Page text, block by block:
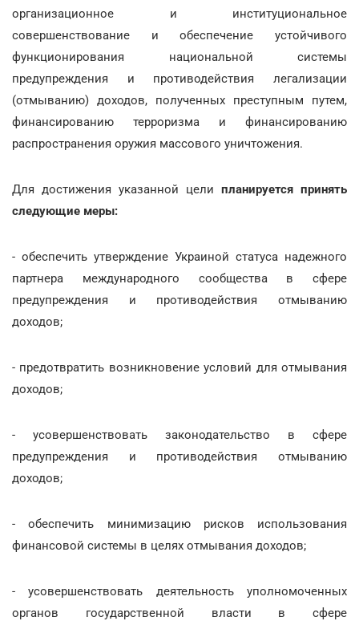
организационное и институциональное
совершенствование и обеспечение устойчивого
функционирования национальной системы
предупреждения и противодействия легализации
(отмыванию) доходов, полученных преступным путем,
финансированию терроризма и финансированию
распространения оружия массового уничтожения.
Для достижения указанной цели планируется принять
следующие меры:
- обеспечить утверждение Украиной статуса надежного
партнера международного сообщества в сфере
предупреждения и противодействия отмыванию
доходов;
- предотвратить возникновение условий для отмывания
доходов;
- усовершенствовать законодательство в сфере
предупреждения и противодействия отмыванию
доходов;
- обеспечить минимизацию рисков использования
финансовой системы в целях отмывания доходов;
- усовершенствовать деятельность уполномоченных
органов государственной власти в сфере